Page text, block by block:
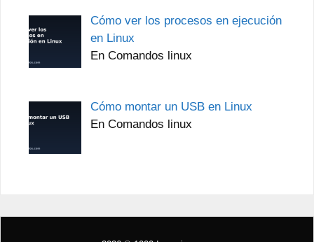
Cómo ver los procesos en ejecución
en Linux
En Comandos linux
Cómo montar un USB en Linux
En Comandos linux